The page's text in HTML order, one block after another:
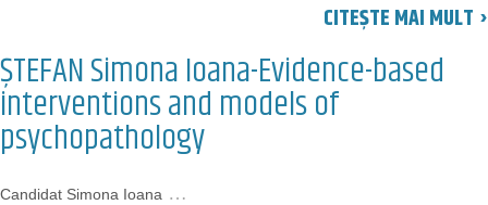
CITEȘTE MAI MULT ›
ȘTEFAN Simona Ioana-Evidence-based
interventions and models of
psychopathology
Candidat Simona Ioana …